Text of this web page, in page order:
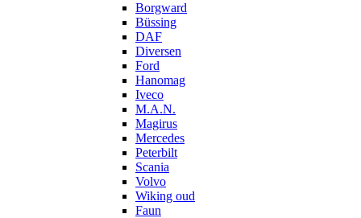
Borgward
Büssing
DAF
Diversen
Ford
Hanomag
Iveco
M.A.N.
Magirus
Mercedes
Peterbilt
Scania
Volvo
Wiking oud
Faun